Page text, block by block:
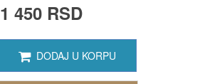
1 450 RSD
DODAJ U KORPU